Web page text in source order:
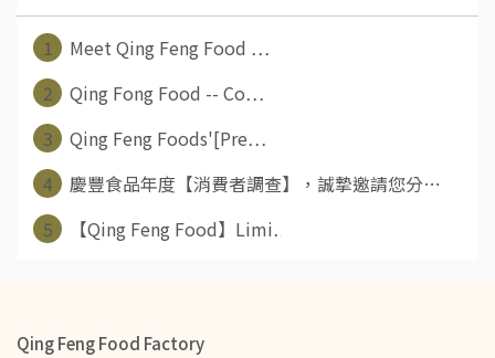
1
Meet Qing Feng Food ⋯
2
Qing Fong Food -- Co⋯
3
Qing Feng Foods'[Pre⋯
4
慶豐食品年度【消費者調查】，誠摯邀請您分⋯
5
【Qing Feng Food】Limi⋯
Qing Feng Food Factory